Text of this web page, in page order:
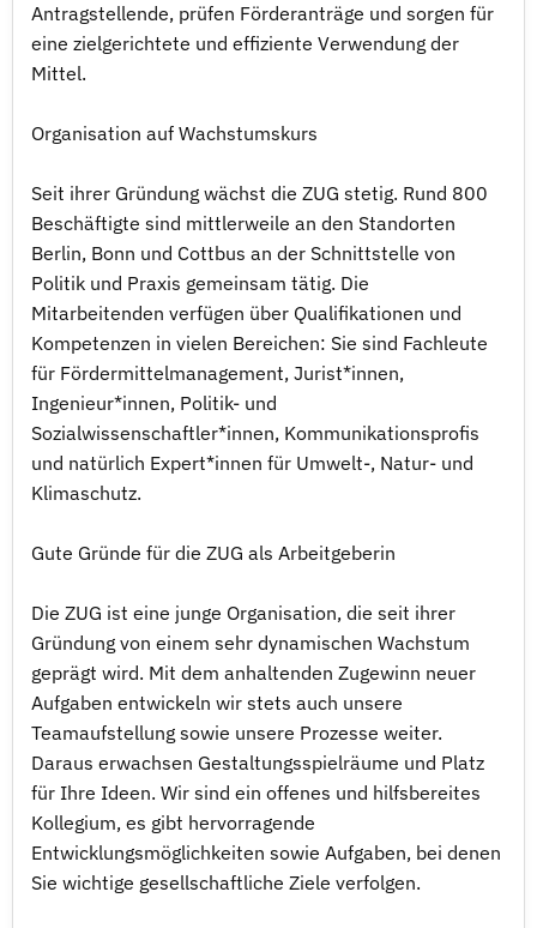
Antragstellende, prüfen Förderanträge und sorgen für
eine zielgerichtete und effiziente Verwendung der
Mittel.
Organisation auf Wachstumskurs
Seit ihrer Gründung wächst die ZUG stetig. Rund 800
Beschäftigte sind mittlerweile an den Standorten
Berlin, Bonn und Cottbus an der Schnittstelle von
Politik und Praxis gemeinsam tätig. Die
Mitarbeitenden verfügen über Qualifikationen und
Kompetenzen in vielen Bereichen: Sie sind Fachleute
für Fördermittelmanagement, Jurist*innen,
Ingenieur*innen, Politik- und
Sozialwissenschaftler*innen, Kommunikationsprofis
und natürlich Expert*innen für Umwelt-, Natur- und
Klimaschutz.
Gute Gründe für die ZUG als Arbeitgeberin
Die ZUG ist eine junge Organisation, die seit ihrer
Gründung von einem sehr dynamischen Wachstum
geprägt wird. Mit dem anhaltenden Zugewinn neuer
Aufgaben entwickeln wir stets auch unsere
Teamaufstellung sowie unsere Prozesse weiter.
Daraus erwachsen Gestaltungsspielräume und Platz
für Ihre Ideen. Wir sind ein offenes und hilfsbereites
Kollegium, es gibt hervorragende
Entwicklungsmöglichkeiten sowie Aufgaben, bei denen
Sie wichtige gesellschaftliche Ziele verfolgen.